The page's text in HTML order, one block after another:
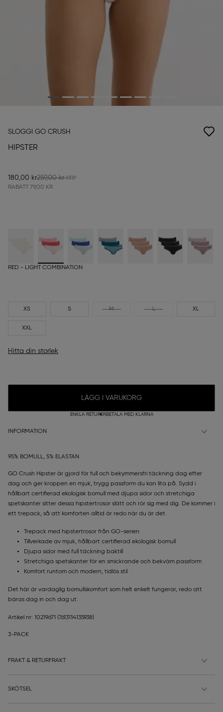
SLOGGI GO CRUSH
HIPSTER
180,00 kr259,00 kr
RABATT 79,00 KR
RED - LIGHT COMBINATION
XS S M L XL
XXL
Hitta din storlek
LÄGG I VARUKORG
ENKLA RETURERBETALA MED KLARNA
INFORMATION
95% BOMULL, 5% ELASTAN
GO Crush Hipster är gjord för full och bekymmersfri täckning dag efter
dag och ger kroppen en mjuk, trygg passform du kan lita på. Sydd i
hållbart certifierad ekologisk bomull med djupa sidor och stretchiga
spetskanter sitter dessa hipstertrosor slätt och rör sig med dig. De kommer i
ett trepack, så att komforten alltid är redo när du är det.
Trepack med hipstertrosor från GO-serien
Tillverkade av mjuk, hållbart certifierad ekologisk bomull
Djupa sidor med full täckning baktill
Stretchiga spetskanter för en smickrande och bekväm passform
Komfort runtom och modern, tidlös stil
Det här är vardaglig bomullskomfort som helt enkelt fungerar, redo att
bäras dag in och dag ut.
Artikel nr: 10219671 (7613114135938)
3-PACK
FRAKT & RETURFRAKT
SKÖTSEL